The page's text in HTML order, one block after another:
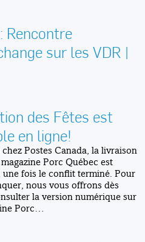
Rencontre
sur les VDR |
des Fêtes est
en ligne!
Postes Canada, la livraison
Porc Québec est
fois le conflit terminé. Pour
nous vous offrons dès
la version numérique sur
Porc…